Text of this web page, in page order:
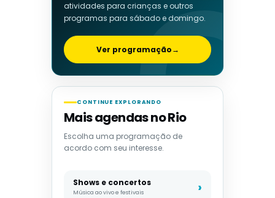
atividades para crianças e outros
programas para sábado e domingo.
Ver programação→
CONTINUE EXPLORANDO
Mais agendas no Rio
Escolha uma programação de
acordo com seu interesse.
Shows e concertos
Música ao vivo e festivais